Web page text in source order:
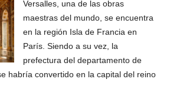
Versalles, una de las obras
maestras del mundo, se encuentra
en la región Isla de Francia en
París. Siendo a su vez, la
prefectura del departamento de
habría convertido en la capital del reino